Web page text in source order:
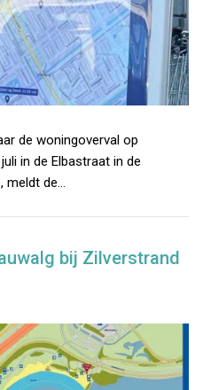
de woningoverval op
in de Elbastraat in de
meldt de…
bij Zilverstrand